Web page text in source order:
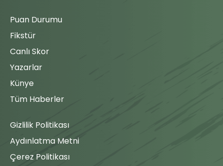
Puan Durumu
Fikstür
Canlı Skor
Yazarlar
Künye
Tüm Haberler
Gizlilik Politikası
Aydınlatma Metni
Çerez Politikası